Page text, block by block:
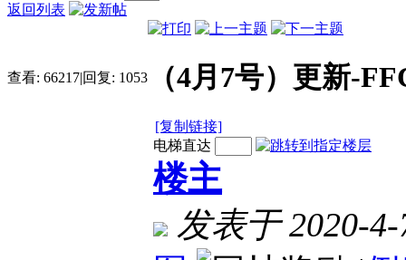
返回列表
查看: 66217|回复: 1053 （4月7号）更新-
[复制链接]
电梯直达
楼主
发表于 2020-